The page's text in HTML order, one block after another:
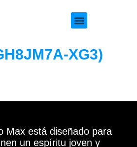
XG3)
Max está diseñado para
un espíritu joven y